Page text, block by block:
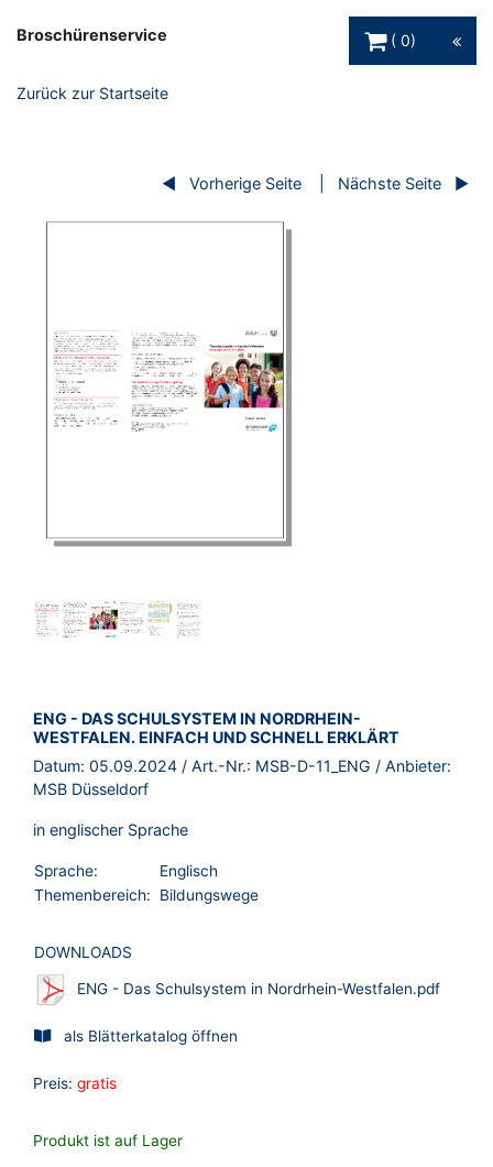
Broschürenservice
0
Zurück zur Startseite
Vorherige Seite Nächste Seite
BROSCHÜRE:
ENG - DAS SCHULSYSTEM IN NORDRHEIN-
WESTFALEN. EINFACH UND SCHNELL ERKLÄRT
Datum: 05.09.2024 / Art.-Nr.: MSB-D-11_ENG / Anbieter:
MSB Düsseldorf
in englischer Sprache
Sprache:
Englisch
Themenbereich:
Bildungswege
DOWNLOADS
ENG - Das Schulsystem in Nordrhein-Westfalen.pdf
als Blätterkatalog öffnen
Preis: gratis
Produkt ist auf Lager